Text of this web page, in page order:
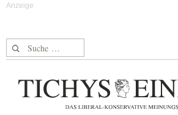
Suche nach: